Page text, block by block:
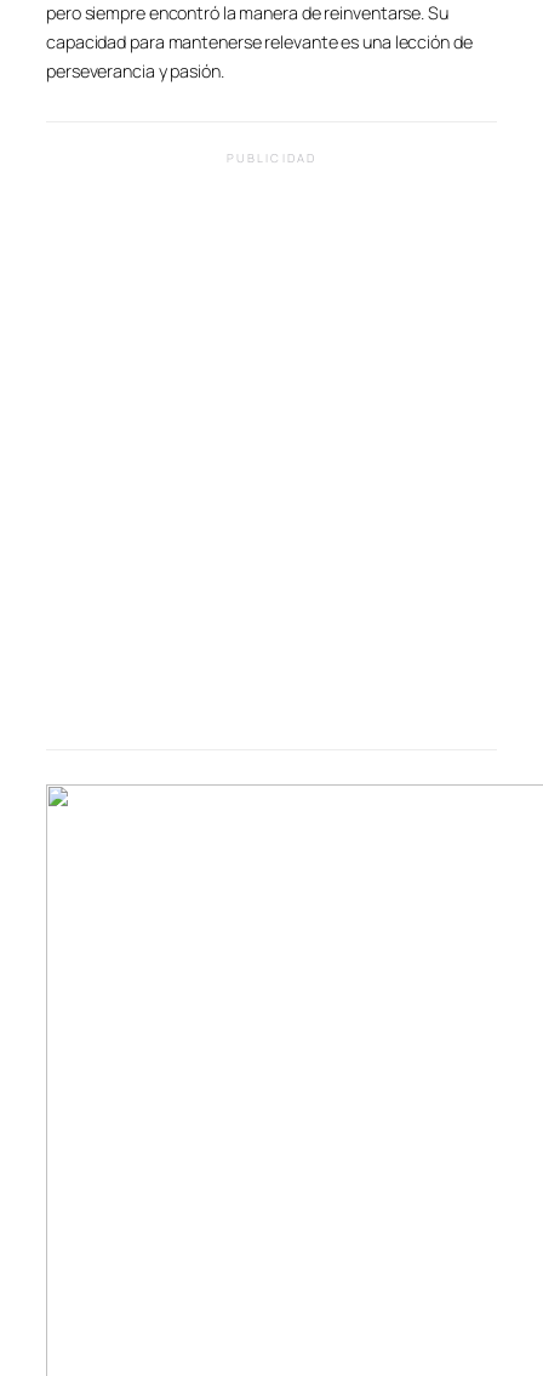
pero siempre encontró la manera de reinventarse. Su
capacidad para mantenerse relevante es una lección de
perseverancia y pasión.
PUBLICIDAD